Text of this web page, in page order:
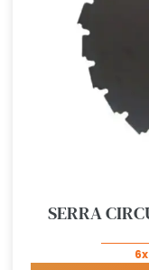
SERRA
6x